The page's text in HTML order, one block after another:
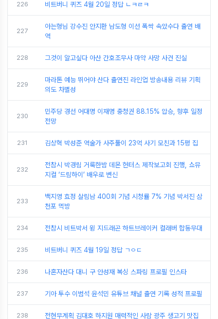
226 비트버니 퀴즈 4월 20일 정답 ㄴㅋㄹㅋ
227
아는형님 강수진 안지환 남도형 이선 폭싹 속았수다 출연 배
역
228 그것이 알고싶다 아산 간호조무사 마약 사망 사건 진실
229
마라톤 예능 뛰어야 산다 출연진 라인업 방송내용 리뷰 기획
의도 차별성
230
민주당 경선 어대명 이재명 충청권 88.15% 압승, 향후 일정
전망
231 김상혁 박성준 역술가 사주풀이 23억 사기 모친과 15평 집
232
전참시 박경림 거룩한밤 데몬 헌터스 제작보고회 진행, 쇼뮤
지컬 ‘드림하이’ 배우로 변신
233
백지영 효정 살림남 400회 기념 시청률 7% 기념 박서진 삼
천포 먹방
234 전참시 비트박서 윙 지드래곤 하트브레이커 컬래버 합동무대
235 비트버니 퀴즈 4월 19일 정답 ㄱㅇㄷ
236 나혼자산다 대니 구 안성재 복싱 스파링 프로필 인스타
237 기아 투수 이범석 윤석민 유튜브 채널 출연 기록 성적 프로필
238 전현무계획 김대호 하지원 매력적인 사람 광주 생고기 맛집